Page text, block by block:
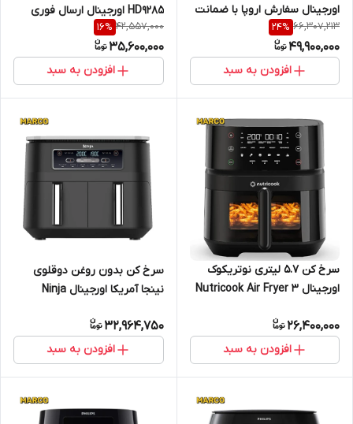
اورجینال سفارش اروپا با ضمانت
تجارت_ ۷ روز مهلت تست و
مرجوعی
66,307,213
24%
49,900,000
افزودن به سبد
HD9285 اورجینال ارسال فوری
42,557,000
16%
35,600,000
افزودن به سبد
سرخ کن 5.7 لیتری نوتریکوک
اورجینال Nutricook Air Fryer 3
26,400,000
افزودن به سبد
سرخ کن بدون روغن دوقلوی
نینجا آمریکا اورجینال Ninja
32,964,750
افزودن به سبد